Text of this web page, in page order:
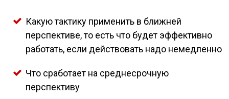
Какую тактику применить в ближней
перспективе, то есть что будет эффективно
работать, если действовать надо немедленно
Что сработает на среднесрочную
перспективу